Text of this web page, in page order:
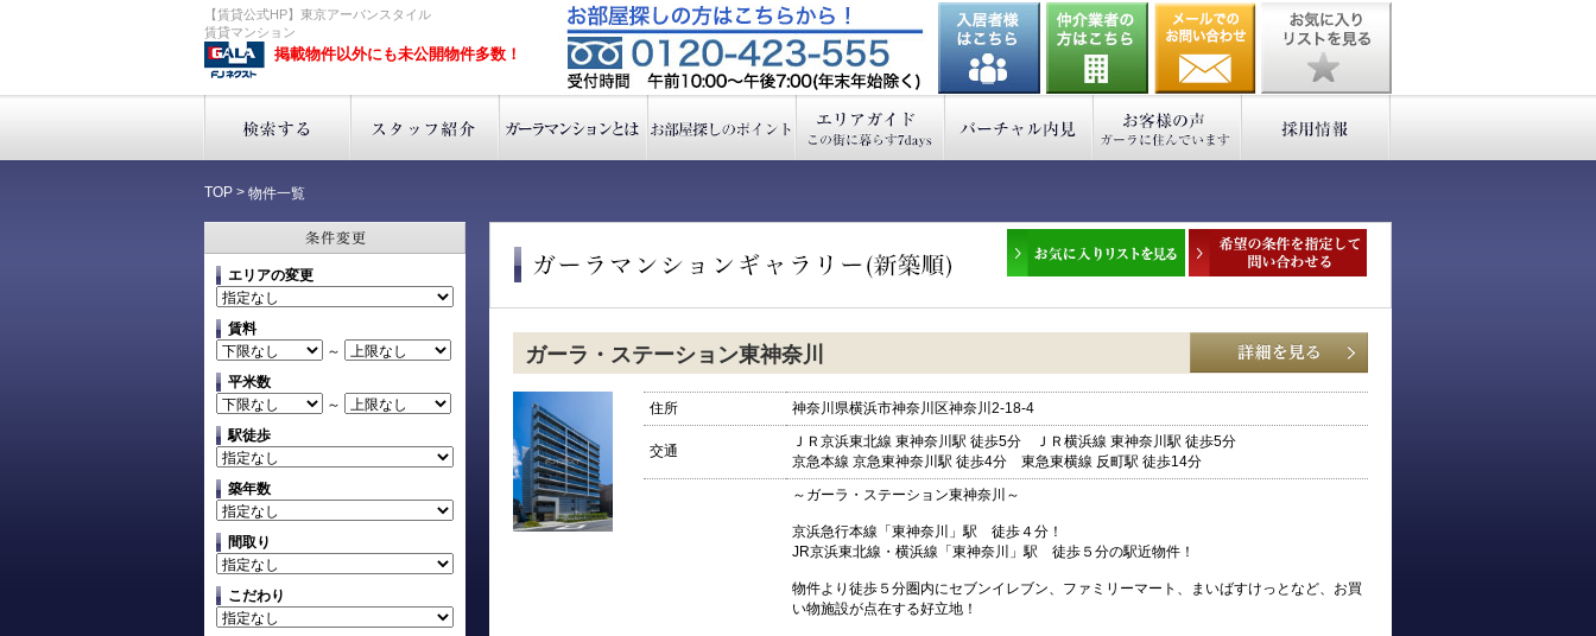
【賃貸公式HP】東京アーバンスタイル
賃貸マンション
掲載物件以外にも未公開物件多数！
TOP > 物件一覧
エリアの変更
賃料
～
平米数
～
駅徒歩
築年数
間取り
こだわり
ガーラ・ステーション東神奈川
住所 神奈川県横浜市神奈川区神奈川2-18-4
交通
ＪＲ京浜東北線 東神奈川駅 徒歩5分 ＪＲ横浜線 東神奈川駅 徒歩5分
京急本線 京急東神奈川駅 徒歩4分 東急東横線 反町駅 徒歩14分
～ガーラ・ステーション東神奈川～
京浜急行本線「東神奈川」駅 徒歩４分！
JR京浜東北線・横浜線「東神奈川」駅 徒歩５分の駅近物件！
物件より徒歩５分圏内にセブンイレブン、ファミリーマート、まいばすけっとなど、お買
い物施設が点在する好立地！